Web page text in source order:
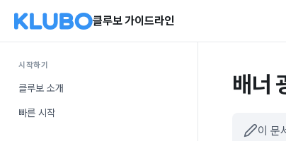
클루보 가이드라인
시작하기
클루보 소개
빠른 시작
배너
이 문